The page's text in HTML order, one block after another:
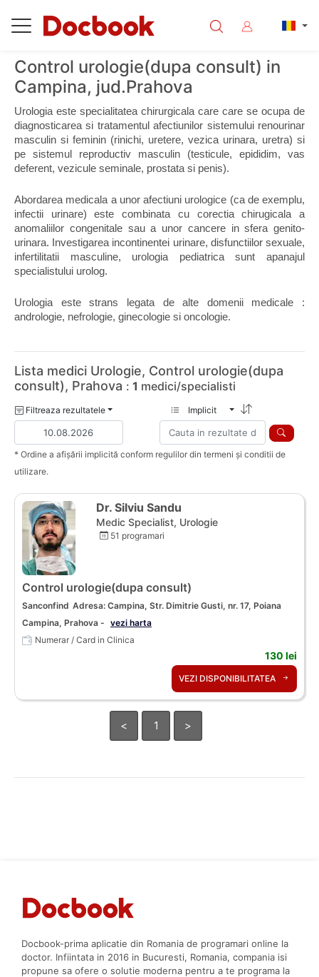
Control urologie(dupa consult) in
Campina, jud.Prahova
Urologia este specialitatea chirurgicala care care se ocupa de
diagnosticarea si tratamentul afectiunilor sistemului renourinar
masculin si feminin (rinichi, uretere, vezica urinara, uretra) si
pe sistemul reproductiv masculin (testicule, epididim, vas
deferent, vezicule seminale, prostata si penis).
Abordarea medicala a unor afectiuni urologice (ca de exemplu,
infectii urinare) este combinata cu corectia chirugicala a
anomaliilor congenitale sau a unor cancere in sfera genito-
urinara. Investigarea incontinentei urinare, disfunctiilor sexuale,
infertilitatii masculine, urologia pediatrica sunt apanajul
specialistului urolog.
Urologia este strans legata de alte domenii medicale :
andrologie, nefrologie, ginecologie si oncologie.
Lista medici Urologie, Control urologie(dupa
consult), Prahova : 1 medici/specialisti
Filtreaza rezultatele Implicit
* Ordine a afișării implicită conform regulilor din termeni și conditii de
utilizare.
Dr. Silviu Sandu
Medic Specialist, Urologie
51 programari
Control urologie(dupa consult)
Sanconfind Adresa: Campina, Str. Dimitrie Gusti, nr. 17, Poiana
Campina, Prahova - vezi harta
Numerar / Card in Clinica
130 lei
VEZI DISPONIBILITATEA
< 1 >
Docbook-prima aplicatie din Romania de programari online la
doctor. Infiintata in 2016 in Bucuresti, Romania, compania isi
propune sa ofere o solutie moderna pentru a te programa la